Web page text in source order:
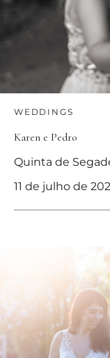
WEDDINGS
Karen e Pedro
Quinta de
11 de julho de